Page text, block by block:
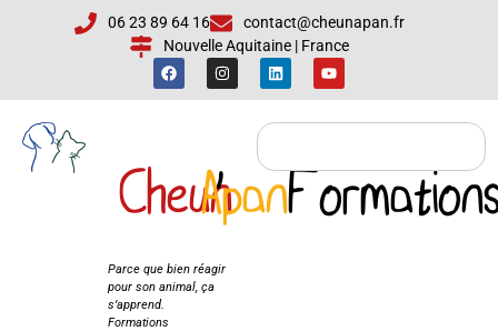
06 23 89 64 16
contact@cheunapan.fr
Nouvelle Aquitaine | France
Cheun
'
Apan
Parce que bien réagir
pour son animal, ça
s’apprend.
Formations